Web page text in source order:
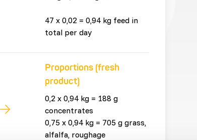
47 x 0,02 = 0,94 kg feed in
total per day
Proportions (fresh
product)
0,2 x 0,94 kg = 188 g
concentrates
0,75 x 0,94 kg = 705 g grass,
alfalfa, roughage